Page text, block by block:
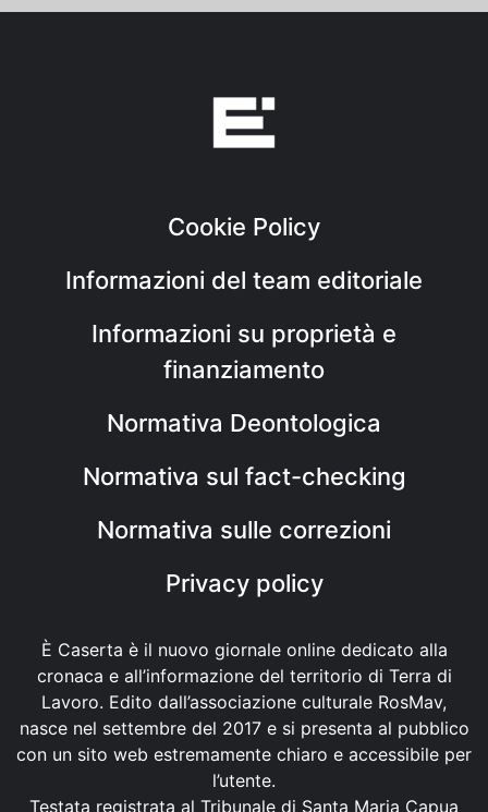
Cookie Policy
Informazioni del team editoriale
Informazioni su proprietà e
finanziamento
Normativa Deontologica
Normativa sul fact-checking
Normativa sulle correzioni
Privacy policy
È Caserta è il nuovo giornale online dedicato alla
cronaca e all’informazione del territorio di Terra di
Lavoro. Edito dall’associazione culturale RosMav,
nasce nel settembre del 2017 e si presenta al pubblico
con un sito web estremamente chiaro e accessibile per
l’utente.
Testata registrata al Tribunale di Santa Maria Capua